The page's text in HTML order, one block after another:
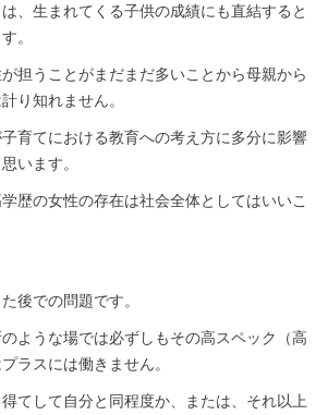
、生まれてくる子供の成績にも直結すると
。
担うことがまだまだ多いことから母親から
り知れません。
育てにおける教育への考え方に多分に影響
います。
歴の女性の存在は社会全体としてはいいこ
後での問題です。
ような場では必ずしもその高スペック（高
ラスには働きません。
てして自分と同程度か、または、それ以上